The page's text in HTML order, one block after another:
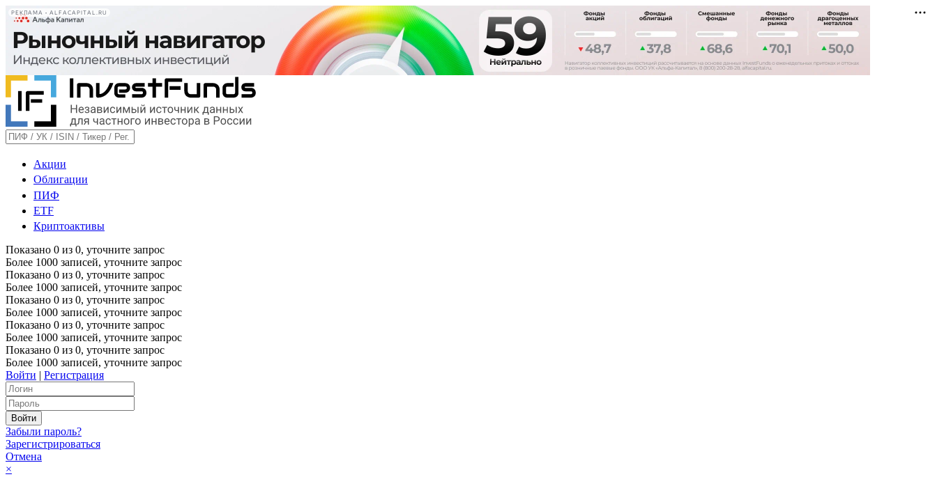
РЕКЛАМА • ALFACAPITAL.RU
Акции
Облигации
ПИФ
ETF
Криптоактивы
Показано 0 из 0, уточните запрос
Более 1000 записей, уточните запрос
Показано 0 из 0, уточните запрос
Более 1000 записей, уточните запрос
Показано 0 из 0, уточните запрос
Более 1000 записей, уточните запрос
Показано 0 из 0, уточните запрос
Более 1000 записей, уточните запрос
Показано 0 из 0, уточните запрос
Более 1000 записей, уточните запрос
Войти | Регистрация
Забыли пароль?
Зарегистрироваться
Отмена
×